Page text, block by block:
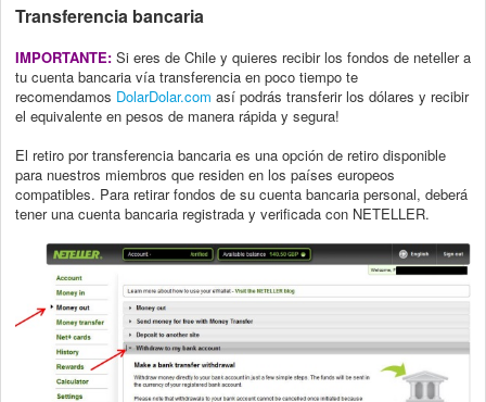
Transferencia bancaria
IMPORTANTE: Si eres de Chile y quieres recibir los fondos de neteller a
tu cuenta bancaria vía transferencia en poco tiempo te
recomendamos DolarDolar.com así podrás transferir los dólares y recibir
el equivalente en pesos de manera rápida y segura!
El retiro por transferencia bancaria es una opción de retiro disponible
para nuestros miembros que residen en los países europeos
compatibles. Para retirar fondos de su cuenta bancaria personal, deberá
tener una cuenta bancaria registrada y verificada con NETELLER.